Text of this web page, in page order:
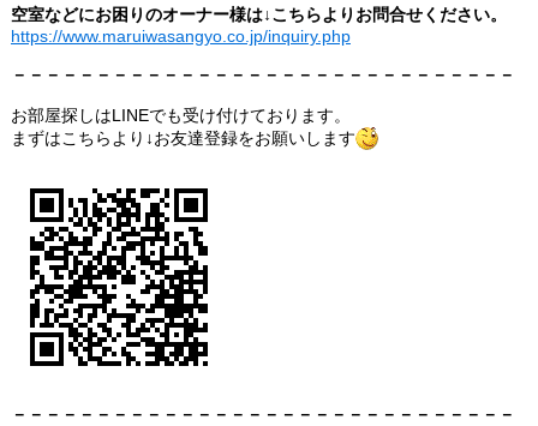
空室などにお困りのオーナー様は↓こちらよりお問合せください。
https://www.maruiwasangyo.co.jp/inquiry.php
－－－－－－－－－－－－－－－－－－－－－－－－－－－－－－
お部屋探しはLINEでも受け付けております。
まずはこちらより↓お友達登録をお願いします
－－－－－－－－－－－－－－－－－－－－－－－－－－－－－－